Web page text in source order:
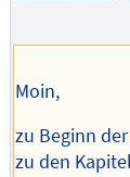
Moin,
zu Beginn
zu den